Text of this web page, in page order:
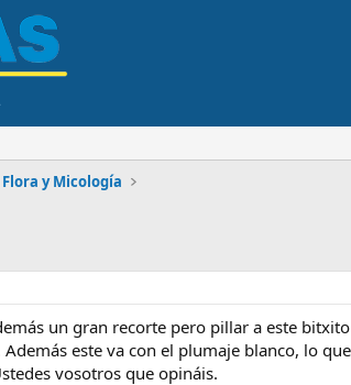
y Micología
un gran recorte pero pillar a este
este va con el plumaje blanco, lo
vosotros que opináis.